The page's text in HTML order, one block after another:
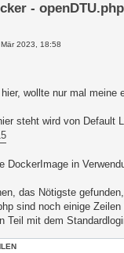
-
2023, 18:58
wollte nur mal
steht wird von Default
DockerImage in
das Nötigste
sind noch einige
Teil mit dem